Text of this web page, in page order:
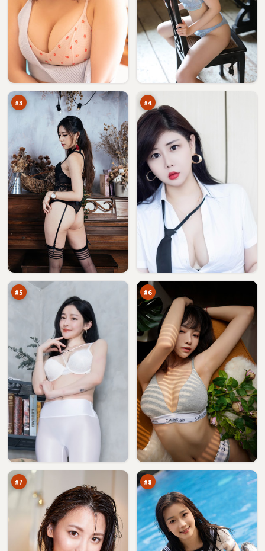
#3
沉
默
者
93
万
#4
征万
#5
逆
光
追
击万
#6
声
字
口
万
#7
逆
围
猎
89
万
#8
焚
城
旁
观
者
87
万